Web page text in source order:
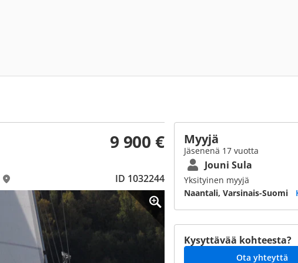
9 900 €
ID 1032244
Myyjä
Jäsenenä 17 vuotta
Jouni Sula
Yksityinen myyjä
Naantali, Varsinais-Suomi
Kysyttävää kohteesta?
Ota yhteyttä